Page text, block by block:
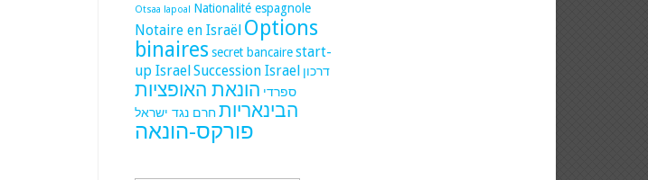
Otsaa lapoal Nationalité espagnole
Notaire en Israël Options
binaires secret bancairestart-
up IsraelSuccession Israel דרכון
ספרדי הונאת האופציות
הבינאריותחרם נגד ישראל
פורקס-הונאה